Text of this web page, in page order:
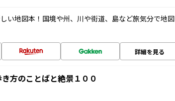
い地図本！国境や州、川や街道、島など旅気分で地図
詳細を見る
方のことばと絶景１００